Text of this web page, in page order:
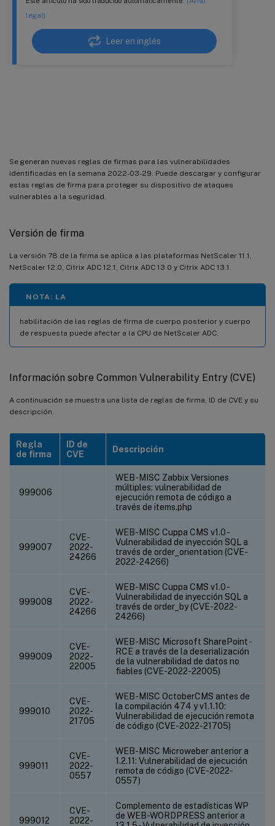
legal)
Leer en inglés
Se generan nuevas reglas de firmas para las vulnerabilidades
identificadas en la semana 2022-03-29. Puede descargar y configurar
estas reglas de firma para proteger su dispositivo de ataques
vulnerables a la seguridad.
Versión de firma
La versión 78 de la firma se aplica a las plataformas NetScaler 11.1,
NetScaler 12.0, Citrix ADC 12.1, Citrix ADC 13.0 y Citrix ADC 13.1.
NOTA: LA
habilitación de las reglas de firma de cuerpo posterior y cuerpo
de respuesta puede afectar a la CPU de NetScaler ADC.
Información sobre Common Vulnerability Entry (CVE)
A continuación se muestra una lista de reglas de firma, ID de CVE y su
descripción.
Regla
de firma
ID de
CVE
Descripción
999006
WEB-MISC Zabbix Versiones
múltiples: vulnerabilidad de
ejecución remota de código a
través de items.php
999007
CVE-
2022-
24266
WEB-MISC Cuppa CMS v1.0 -
Vulnerabilidad de inyección SQL a
través de order_orientation (CVE-
2022-24266)
999008
CVE-
2022-
24266
WEB-MISC Cuppa CMS v1.0 -
Vulnerabilidad de inyección SQL a
través de order_by (CVE-2022-
24266)
999009
CVE-
2022-
22005
WEB-MISC Microsoft SharePoint -
RCE a través de la deserialización
de la vulnerabilidad de datos no
fiables (CVE-2022-22005)
999010
CVE-
2022-
21705
WEB-MISC OctoberCMS antes de
la compilación 474 y v1.1.10:
Vulnerabilidad de ejecución remota
de código (CVE-2022-21705)
999011
CVE-
2022-
0557
WEB-MISC Microweber anterior a
1.2.11: Vulnerabilidad de ejecución
remota de código (CVE-2022-
0557)
999012
CVE-
2022-
Complemento de estadísticas WP
de WEB-WORDPRESS anterior a